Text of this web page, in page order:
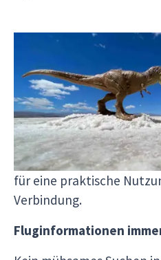
Deine Reise immer
In der App findest du
detaillierten
Aktivitäten, Zeiten und
Etappe deines
Greife jederzeit darauf
für eine praktische
Verbindung.
Fluginformationen